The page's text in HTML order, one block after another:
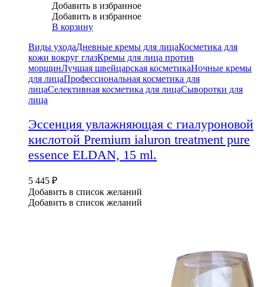
Добавить в избранное
Добавить в избранное
В корзину
Виды уходаДневные кремы для лицаКосметика для
кожи вокруг глазКремы для лица против
морщинЛучшая швейцарская косметикаНочные кремы
для лицаПрофессиональная косметика для
лицаСелективная косметика для лицаСыворотки для
лица
Эссенция увлажняющая с гиалуроновой
кислотой Premium ialuron treatment pure
essence ELDAN, 15 ml.
5 445 ₽
Добавить в список желаний
Добавить в список желаний